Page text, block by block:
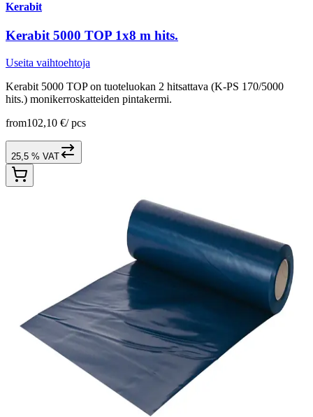
Kerabit
Kerabit 5000 TOP 1x8 m hits.
Useita vaihtoehtoja
Kerabit 5000 TOP on tuoteluokan 2 hitsattava (K-PS 170/5000
hits.) monikerroskatteiden pintakermi.
from102,10 €/ pcs
25,5 % VAT